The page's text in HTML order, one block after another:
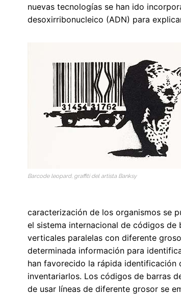
nuevas tecnologías se han ido
desoxirribonucleico (ADN) para
Barcode leopard, graffiti del artista Banksy
caracterización de los organismos se
el sistema internacional de códigos de
verticales paralelas con diferente
determinada información para
han favorecido la rápida identificación
inventariarlos. Los códigos de barras
de usar líneas de diferente grosor se